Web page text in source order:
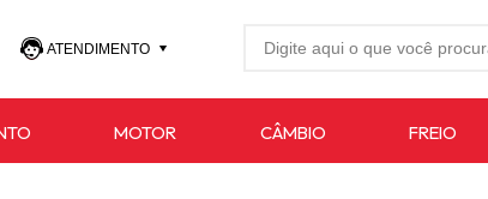
ATENDIMENTO
(47) 3027-4733
MOTOR CÂMBIO FREIO